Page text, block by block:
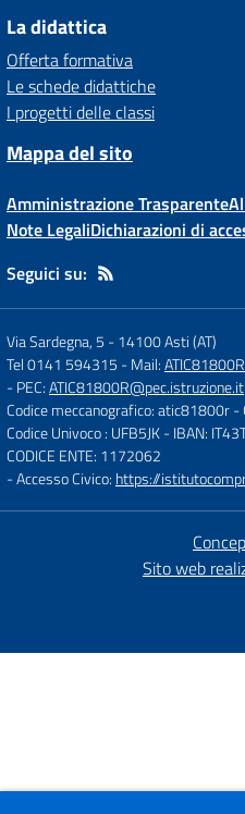
La didattica
Offerta formativa
Le schede didattiche
I progetti delle classi
Mappa del sito
Amministrazione Trasparente
Note LegaliDichiarazioni di
Seguici su:
Via Sardegna, 5 -14100 Asti (AT)
Tel 0141 594315 - Mail:
- PEC:ATIC81800R@pec.istruzione.it
Codice meccanografico: atic81800r-
Codice Univoco : UFB5JK- IBAN:
CODICE ENTE: 1172062
- Accesso Civico: https://
Sito web